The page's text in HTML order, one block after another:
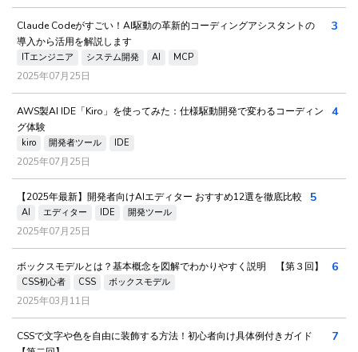
Claude Codeがすごい！AI駆動の革新的コーディングアシスタントの
導入から活用を解説します
ITエンジニア システム開発 AI MCP
2025年07月25日
3
AWS製AI IDE「Kiro」を使ってみた：仕様駆動開発で変わるコーディン
グ体験
kiro 開発者ツール IDE
2025年07月25日
4
【2025年最新】開発者向けAIエディター おすすめ12選を徹底比較
AI エディター IDE 開発ツール
2025年07月25日
5
ボックスモデルとは？基本概念を図解でわかりやすく説明 【第３回】
CSS初心者 CSS ボックスモデル
2025年03月11日
6
CSSで文字や色を自由に装飾する方法！初心者向け具体例付きガイド
7